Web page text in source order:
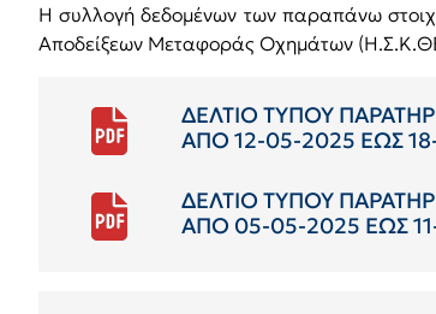
Η συλλογή δεδομένων των παραπάνω
Αποδείξεων Μεταφοράς Οχημάτων
ΔΕΛΤΙΟ ΤΥΠΟΥ
ΑΠΟ 12-05-2025 ΕΩΣ
ΔΕΛΤΙΟ ΤΥΠΟΥ
ΑΠΟ 05-05-2025 ΕΩΣ